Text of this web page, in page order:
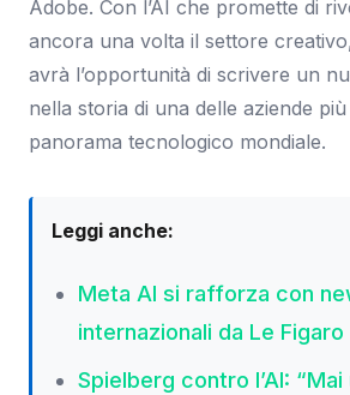
Adobe. Con l’AI che promette di
ancora una volta il settore
avrà l’opportunità di scrivere un
nella storia di una delle aziende
panorama tecnologico mondiale.
Leggi anche:
Meta AI si rafforza con
internazionali da Le
Spielberg contro l’AI: